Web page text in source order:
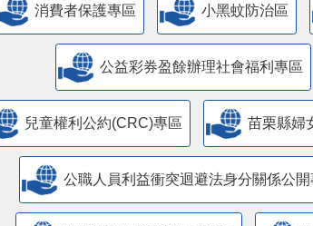
消費者保護專區 小黑蚊防治區
公益彩券盈餘辦理社會福利專區
兒童權利公約(CRC)專區 苗栗縣婦
公職人員利益衝突迴避法身分關係公開